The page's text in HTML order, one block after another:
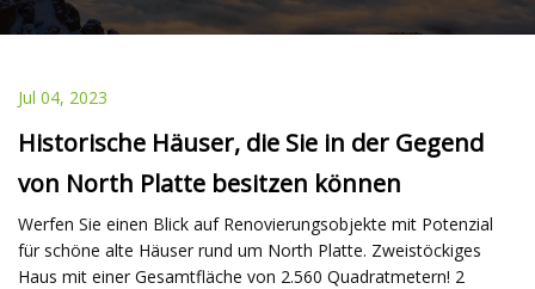
Jul 04, 2023
Historische Häuser, die Sie in der Gegend
von North Platte besitzen können
Werfen Sie einen Blick auf Renovierungsobjekte mit Potenzial
für schöne alte Häuser rund um North Platte. Zweistöckiges
Haus mit einer Gesamtfläche von 2.560 Quadratmetern! 2